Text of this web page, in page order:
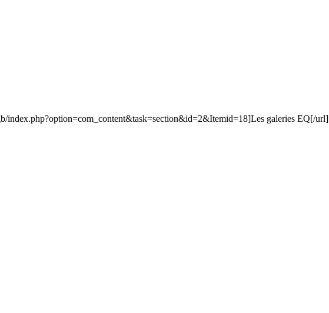
index.php?option=com_content&task=section&id=2&Itemid=18]Les galeries EQ[/url]